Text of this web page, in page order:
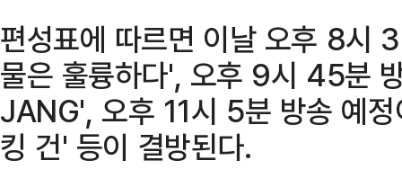
편성표에 따르면 이날 오후 8시
물은 훌륭하다', 오후 9시 45분
JANG', 오후 11시 5분 방송 예
킹 건' 등이 결방된다.